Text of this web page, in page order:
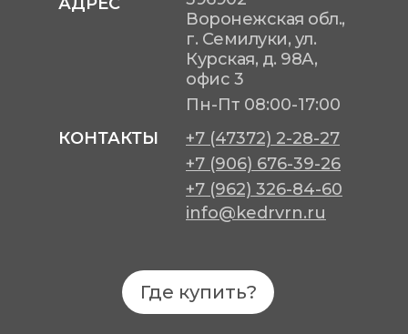
info@kedrvrn.ru
+7 (47372) 2-28-27
+7 (906) 676-39-26
+7 (962) 326-84-60
КОНТАКТЫ
Пн-Пт 08:00-17:00
Воронежская обл.,
г. Семилуки, ул.
Курская, д. 98А,
офис 3
Где купить?